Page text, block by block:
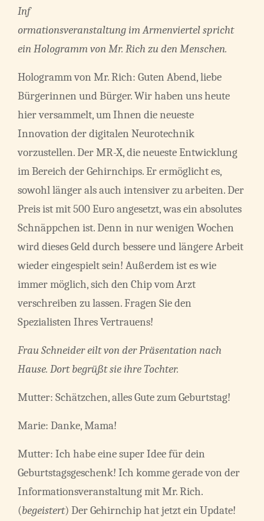
Inf
ormationsveranstaltung im Armenviertel spricht
ein Hologramm von Mr. Rich zu den Menschen.
Hologramm von Mr. Rich: Guten Abend, liebe
Bürgerinnen und Bürger. Wir haben uns heute
hier versammelt, um Ihnen die neueste
Innovation der digitalen Neurotechnik
vorzustellen. Der MR-X, die neueste Entwicklung
im Bereich der Gehirnchips. Er ermöglicht es,
sowohl länger als auch intensiver zu arbeiten. Der
Preis ist mit 500 Euro angesetzt, was ein absolutes
Schnäppchen ist. Denn in nur wenigen Wochen
wird dieses Geld durch bessere und längere Arbeit
wieder eingespielt sein! Außerdem ist es wie
immer möglich, sich den Chip vom Arzt
verschreiben zu lassen. Fragen Sie den
Spezialisten Ihres Vertrauens!
Frau Schneider eilt von der Präsentation nach
Hause. Dort begrüßt sie ihre Tochter.
Mutter: Schätzchen, alles Gute zum Geburtstag!
Marie: Danke, Mama!
Mutter: Ich habe eine super Idee für dein
Geburtstagsgeschenk! Ich komme gerade von der
Informationsveranstaltung mit Mr. Rich.
(begeistert) Der Gehirnchip hat jetzt ein Update!